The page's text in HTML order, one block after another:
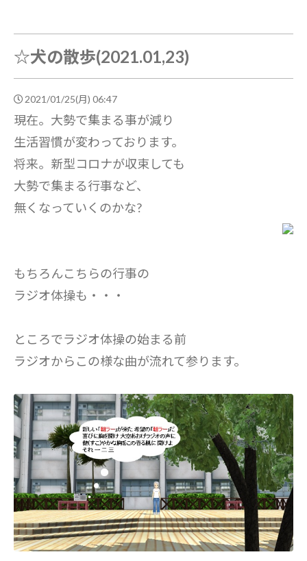
☆犬の散歩(2021.01,23)
2021/01/25(月) 06:47
現在。大勢で集まる事が減り
生活習慣が変わっております。
将来。新型コロナが収束しても
大勢で集まる行事など、
無くなっていくのかな?
もちろんこちらの行事の
ラジオ体操も・・・
ところでラジオ体操の始まる前
ラジオからこの様な曲が流れて参ります。